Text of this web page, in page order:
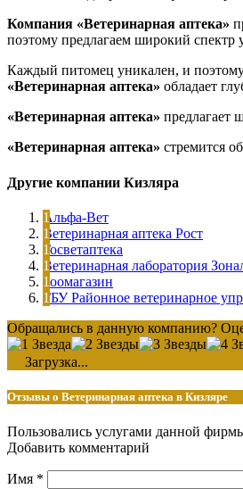
Компания «Ветеринарная аптека»
поэтому предлагаем широкий спектр
Каждый питомец уникален, и
«Ветеринарная аптека» обладает
«Ветеринарная аптека» предлагает
«Ветеринарная аптека» стремится
Другие компании Кизляра
Альфа-Вет
Ветеринарная аптека Рост
Госветаптека
Ветеринарная лаборатория
Зоомагазин
ГБУ Районное ветеринарное
Обращались в данную компанию?
Загрузка...
Отзывы о Ветеринарная аптека в Кизляре
Пользовались услугами данной
Добавить комментарий
Имя *